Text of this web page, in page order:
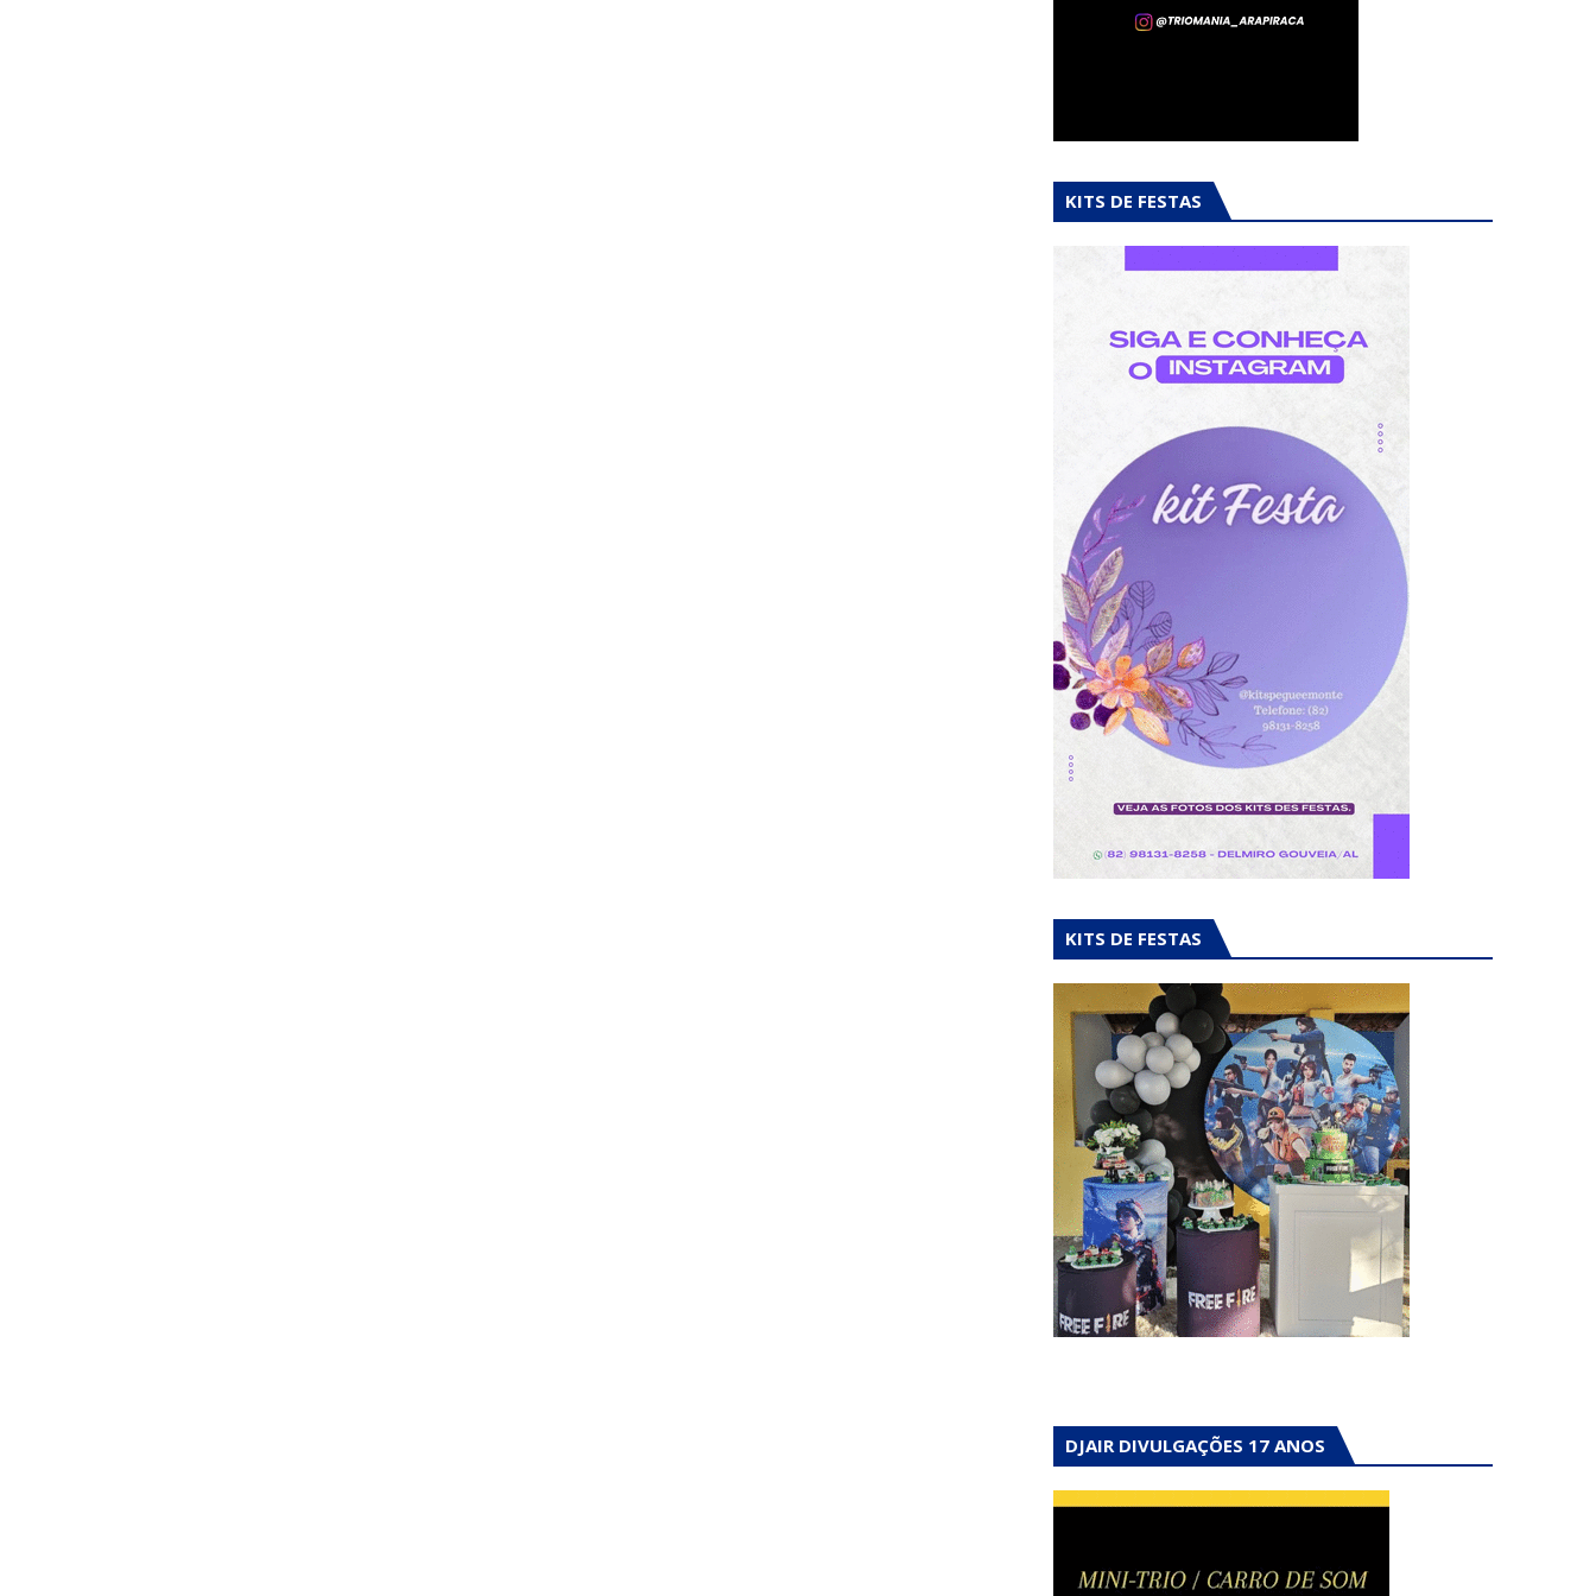
KITS DE FESTAS
KITS DE FESTAS
DJAIR DIVULGAÇÕES 17 ANOS